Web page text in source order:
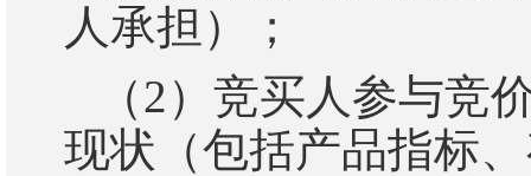
人承担）；
（2） 竞买人参与竞
现状（包括产品指标